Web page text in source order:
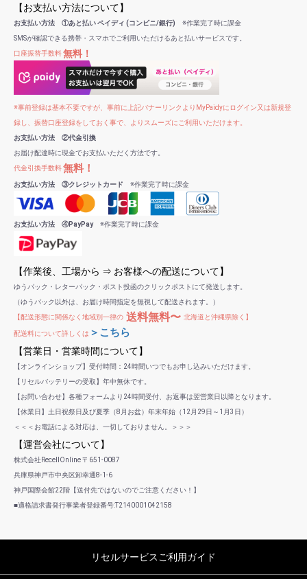
【お支払い方法について】
お支払い方法 ①あと払い ペイディ (コンビニ/銀行) ※作業完了時に課金
SMSが確認できる携帯・スマホでご利用いただけるあと払いサービスです。
口座振替手数料無料！
※事前登録は基本不要ですが、事前に上記バナーリンクよりMyPaidyにログイン又は新規登
録し、振替口座登録をしておく事で、よりスムーズにご利用いただけます。
お支払い方法 ②代金引換
お届け配達時に現金でお支払いただく方法です。
代金引換手数料無料！
お支払い方法 ③クレジットカード ※作業完了時に課金
お支払い方法 ④PayPay※作業完了時に課金
【作業後、工場から ⇒ お客様への配送について】
ゆうパック・レターパック・ポスト投函のクリックポストにて発送します。
（ゆうパック以外は、お届け時間指定を無視して配送されます。）
【配送形態に関係なく地域別一律の 送料無料〜 北海道と沖縄県除く】
配送料について詳しくは ＞こちら
【営業日・営業時間について】
【オンラインショップ】受付時間：24時間いつでもお申し込みいただけます。
【リセルバッテリーの受取】年中無休です。
【お問い合わせ】各種フォームより24時間受付、お返事は翌営業日以降となります。
【休業日】土日祝祭日及び夏季（8月お盆）年末年始（12月29日～1月3日）
＜＜＜お電話による対応は、一切しておりません。＞＞＞
【運営会社について】
株式会社RecellOnline 〒651-0087
兵庫県神戸市中央区卸幸通8-1-6
神戸国際会館22階【送付先ではないのでご注意ください！】
■適格請求書発行事業者登録番号:T2140001042158
リセルサービスご利用ガイド